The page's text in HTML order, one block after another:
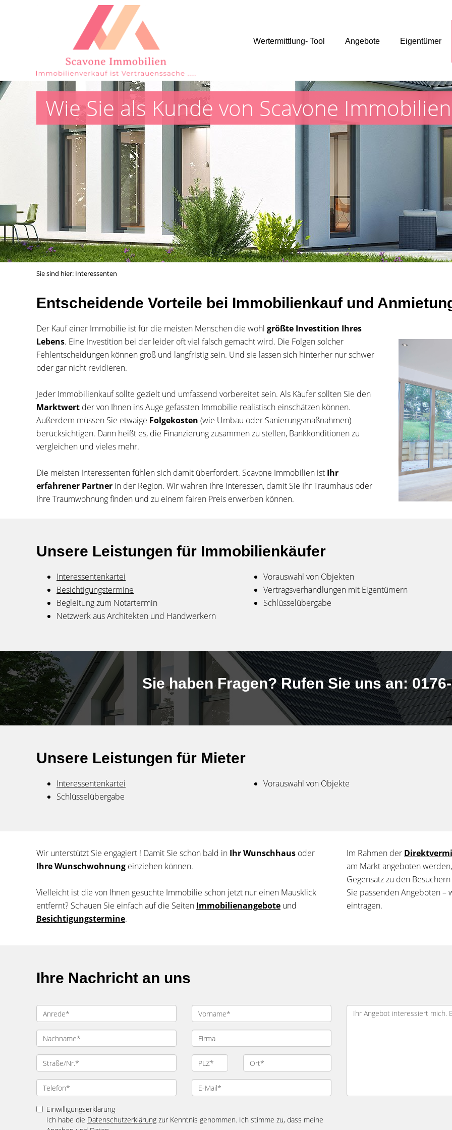
Wertermittlung- Tool Angebote Eigentümer
Wie Sie als Kunde von Scavone
Sie sind hier: Interessenten
Entscheidende Vorteile bei Immobilienkauf und
Der Kauf einer Immobilie ist für die meisten Menschen die wohl größte Investition Ihres
Lebens. Eine Investition bei der leider oft viel falsch gemacht wird. Die Folgen solcher
Fehlentscheidungen können groß und langfristig sein. Und sie lassen sich hinterher nur schwer
oder gar nicht revidieren.
Jeder Immobilienkauf sollte gezielt und umfassend vorbereitet sein. Als Käufer sollten Sie den
Marktwert der von Ihnen ins Auge gefassten Immobilie realistisch einschätzen können.
Außerdem müssen Sie etwaige Folgekosten (wie Umbau oder Sanierungsmaßnahmen)
berücksichtigen. Dann heißt es, die Finanzierung zusammen zu stellen, Bankkonditionen zu
vergleichen und vieles mehr.
Die meisten Interessenten fühlen sich damit überfordert. Scavone Immobilien ist Ihr
erfahrener Partner in der Region. Wir wahren Ihre Interessen, damit Sie Ihr Traumhaus oder
Ihre Traumwohnung finden und zu einem fairen Preis erwerben können.
Unsere Leistungen für Immobilienkäufer
Interessentenkartei
Besichtigungstermine
Begleitung zum Notartermin
Netzwerk aus Architekten und Handwerkern
Vorauswahl von Objekten
Vertragsverhandlungen mit Eigentümern
Schlüsselübergabe
Sie haben Fragen? Rufen Sie uns an:
Unsere Leistungen für Mieter
Interessentenkartei
Schlüsselübergabe
Vorauswahl von Objekte
Wir unterstützt Sie engagiert ! Damit Sie schon bald in Ihr Wunschhaus oder
Ihre Wunschwohnung einziehen können.
Vielleicht ist die von Ihnen gesuchte Immobilie schon jetzt nur einen Mausklick
entfernt? Schauen Sie einfach auf die Seiten Immobilienangebote und
Besichtigungstermine.
Im Rahmen der
am Markt angeboten
Gegensatz zu den
Sie passenden Angeboten –
eintragen.
Ihre Nachricht an uns
Einwilligungserklärung
Ich habe die Datenschutzerklärung zur Kenntnis genommen. Ich stimme zu, dass meine